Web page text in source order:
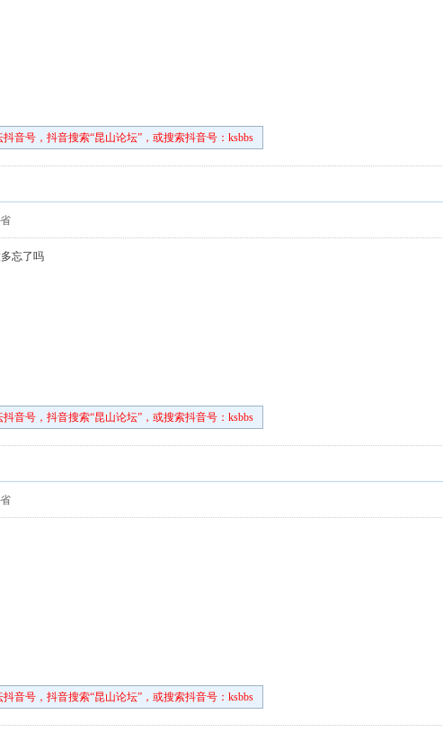
音号，抖音搜索“昆山论坛”，或搜索抖音号：ksbbs
忘了吗
音号，抖音搜索“昆山论坛”，或搜索抖音号：ksbbs
音号，抖音搜索“昆山论坛”，或搜索抖音号：ksbbs